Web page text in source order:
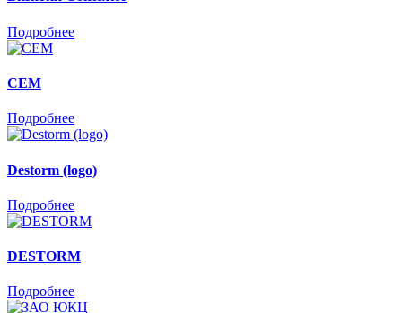
Подробнее
CEM
Подробнее
Destorm (logo)
Подробнее
DESTORM
Подробнее